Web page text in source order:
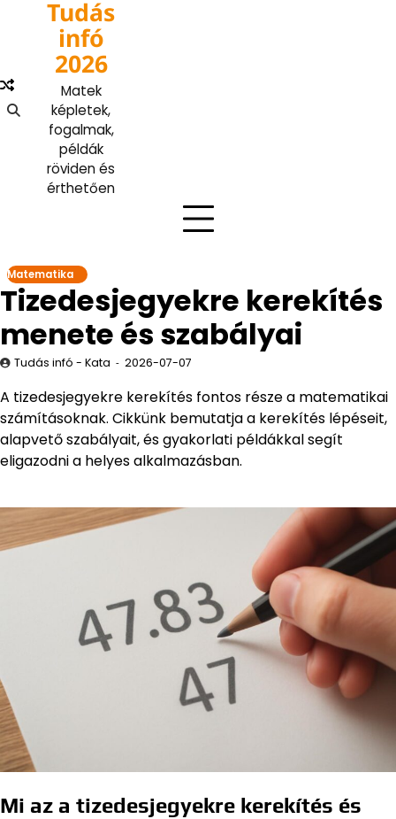
Tudás
infó
2026
Matek
képletek,
fogalmak,
példák
röviden és
érthetően
Matematika
Tizedesjegyekre kerekítés
menete és szabályai
Tudás infó - Kata 2026-07-07
A tizedesjegyekre kerekítés fontos része a matematikai
számításoknak. Cikkünk bemutatja a kerekítés lépéseit,
alapvető szabályait, és gyakorlati példákkal segít
eligazodni a helyes alkalmazásban.
Mi az a tizedesjegyekre kerekítés és